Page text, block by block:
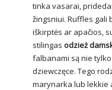
tinka vasarai,
žingsniui. Ruffles gali
iškirptės ar apačios,
stilingas odzież
falbanami są nie
dziewczęce. Tego
marynarka lub lekkie